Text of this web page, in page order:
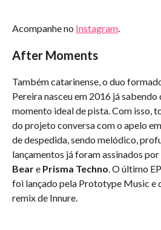
Acompanhe no Instagram.
After Moments
Também catarinense, o duo
Pereira nasceu em 2016 já sabendo
momento ideal de pista. Com isso,
do projeto conversa com o apelo
de despedida, sendo melódico,
lançamentos já foram assinados
Beare Prisma Techno. O último
foi lançado pela Prototype Music e
remix de Innure.